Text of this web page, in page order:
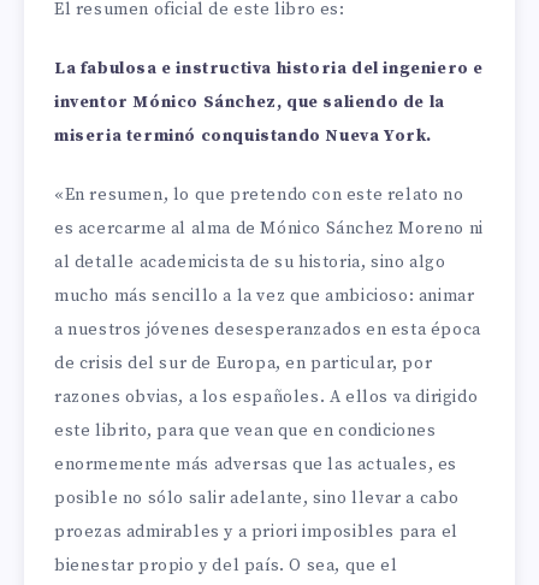
El resumen oficial de este libro es:
La fabulosa e instructiva historia del ingeniero e
inventor Mónico Sánchez, que saliendo de la
miseria terminó conquistando Nueva York.
«En resumen, lo que pretendo con este relato no
es acercarme al alma de Mónico Sánchez Moreno ni
al detalle academicista de su historia, sino algo
mucho más sencillo a la vez que ambicioso: animar
a nuestros jóvenes desesperanzados en esta época
de crisis del sur de Europa, en particular, por
razones obvias, a los españoles. A ellos va dirigido
este librito, para que vean que en condiciones
enormemente más adversas que las actuales, es
posible no sólo salir adelante, sino llevar a cabo
proezas admirables y a priori imposibles para el
bienestar propio y del país. O sea, que el